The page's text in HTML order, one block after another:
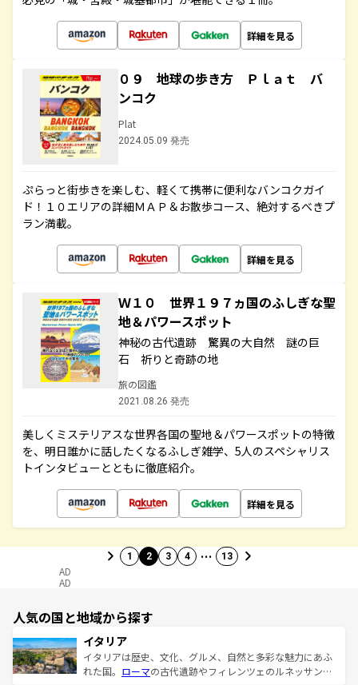
詳細を見る
０９ 地球の歩き方 Ｐｌａｔ バ
ンコク
Plat
2024.05.09 発売
ぷらっと街歩きを楽しむ、軽くて携帯に便利なバンコクガイ
ド！１０エリアの詳細ＭＡＰ＆お散歩コース、絶対するべきプ
ラン満載。
詳細を見る
Ｗ１０ 世界１９７ヵ国のふしぎな聖
地＆パワースポット
神秘の古代遺跡 驚異の大自然 謎の巨
石 祈りと奇跡の地
旅の図鑑
2021.08.26 発売
美しくミステリアスな世界各国の聖地＆パワースポットの特徴
を、明日誰かに話したくなるふしぎ雑学、5人のスペシャリス
トインタビューとともに徹底紹介。
詳細を見る
1 2 3 4 … 13
AD
AD
人気の国と地域から探す
イタリア
イタリアは歴史、文化、グルメ、自然と多彩な魅力にあふ
れた国。 ローマの古代遺跡やフィレンツェのルネッサンス